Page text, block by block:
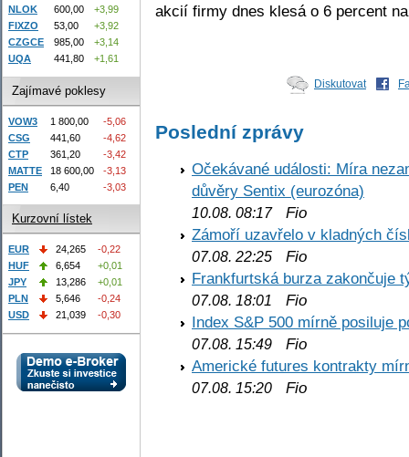
akcií firmy dnes klesá o 6 percent
Diskutovat
Poslední zprávy
Očekávané události: Míra
důvěry Sentix (eurozóna)
10.08. 08:17Fio
Zámoří uzavřelo v kladných
07.08. 22:25 Fio
Frankfurtská burza zakončuje
07.08. 18:01
Fio
Index S&P 500 mírně posiluje
07.08. 15:49 Fio
Americké futures kontrakty
07.08. 15:20 Fio
NLOK
600,00
+3,99
FIXZO
53,00
+3,92
CZGCE
985,00
+3,14
UQA
441,80 +1,61
Zajímavé poklesy
VOW3 1 800,00
-5,06
CSG
441,60
-4,62
CTP
361,20
-3,42
MATTE
18 600,00
-3,13
PEN
6,40 -3,03
Kurzovní lístek
EUR 24,265
-0,22
HUF
6,654
+0,01
JPY
13,286
+0,01
PLN
5,646
-0,24
USD
21,039 -0,30